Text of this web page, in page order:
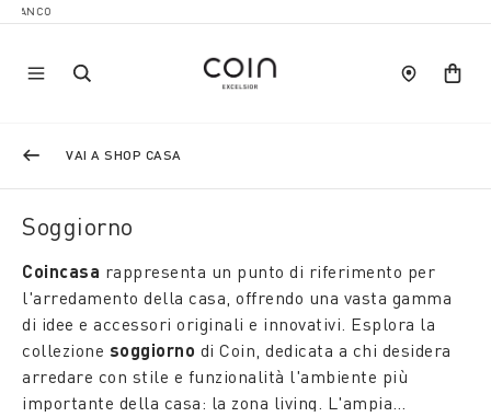
VAI A SHOP CASA
Soggiorno
Coincasa rappresenta un punto di riferimento per
l'arredamento della casa, offrendo una vasta gamma
di idee e accessori originali e innovativi. Esplora la
collezione soggiorno di Coin, dedicata a chi desidera
arredare con stile e funzionalità l'ambiente più
importante della casa: la zona living. L'ampia